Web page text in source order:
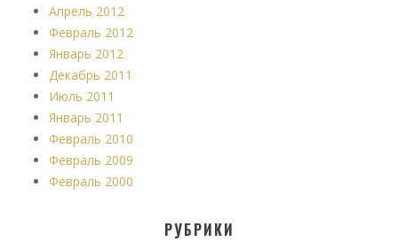
Апрель 2012
Февраль 2012
Январь 2012
Декабрь 2011
Июль 2011
Январь 2011
Февраль 2010
Февраль 2009
Февраль 2000
РУБРИКИ